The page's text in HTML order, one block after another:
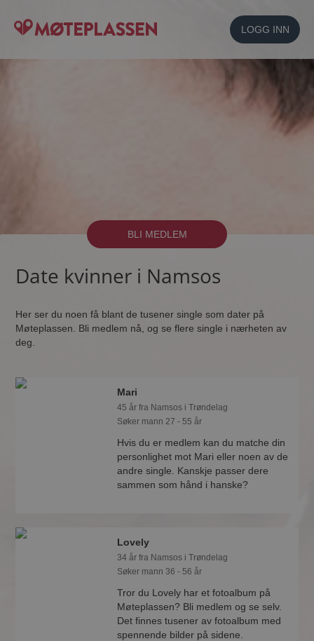
LOGG INN
BLI MEDLEM
Date kvinner i Namsos
Her ser du noen få blant de tusener single som dater på
Møteplassen. Bli medlem nå, og se flere single i nærheten av
deg.
Mari
45 år fra Namsos i Trøndelag
Søker mann 27 - 55 år
Hvis du er medlem kan du matche din
personlighet mot Mari eller noen av de
andre single. Kanskje passer dere
sammen som hånd i hanske?
Lovely
34 år fra Namsos i Trøndelag
Søker mann 36 - 56 år
Tror du Lovely har et fotoalbum på
Møteplassen? Bli medlem og se selv.
Det finnes tusener av fotoalbum med
spennende bilder på sidene.